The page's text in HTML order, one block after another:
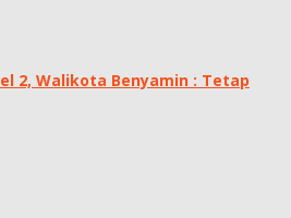
2, Walikota Benyamin : Tetap